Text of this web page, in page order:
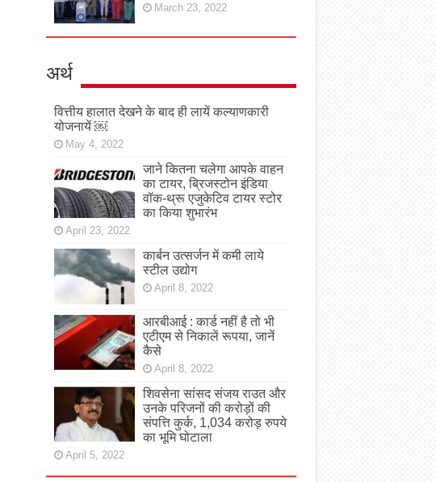
March 23, 2022
अर्थ
वित्तीय हालात देखने के बाद ही लायें कल्याणकारी
योजनायें ￼
May 4, 2022
जाने कितना चलेगा आपके वाहन
का टायर, ब्रिजस्टोन इंडिया
वॉक-थ्रू एजुकेटिव टायर स्टोर
का किया शुभारंभ
April 23, 2022
कार्बन उत्सर्जन में कमी लाये
स्टील उद्योग
April 8, 2022
आरबीआई : कार्ड नहीं है तो भी
एटीएम से निकालें रूपया, जानें
कैसे
April 8, 2022
शिवसेना सांसद संजय राउत और
उनके परिजनों की करोड़ों की
संपत्ति कुर्क, 1,034 करोड़ रुपये
का भूमि घोटाला
April 5, 2022